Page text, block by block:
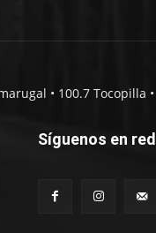
• 100.7 Tocopilla
Síguenos en